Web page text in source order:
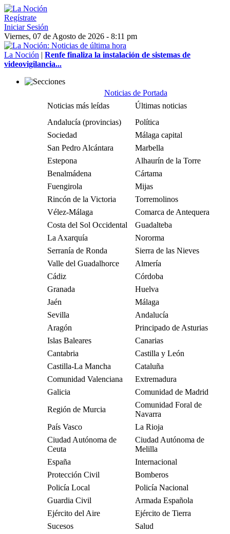
Regístrate
Iniciar Sesión
Viernes, 07 de Agosto de 2026 - 8:11 pm
La Noción | Renfe finaliza la instalación de sistemas de
videovigilancia...
Noticias de Portada
Noticias más leídas
Últimas noticias
Andalucía (provincias)
Política
Sociedad
Málaga capital
San Pedro Alcántara
Marbella
Estepona
Alhaurín de la Torre
Benalmádena
Cártama
Fuengirola
Mijas
Rincón de la Victoria
Torremolinos
Vélez-Málaga
Comarca de Antequera
Costa del Sol Occidental
Guadalteba
La Axarquía
Nororma
Serranía de Ronda
Sierra de las Nieves
Valle del Guadalhorce
Almería
Cádiz
Córdoba
Granada
Huelva
Jaén
Málaga
Sevilla
Andalucía
Aragón
Principado de Asturias
Islas Baleares
Canarias
Cantabria
Castilla y León
Castilla-La Mancha
Cataluña
Comunidad Valenciana
Extremadura
Galicia
Comunidad de Madrid
Región de Murcia
Comunidad Foral de
Navarra
País Vasco
La Rioja
Ciudad Autónoma de
Ceuta
Ciudad Autónoma de
Melilla
España
Internacional
Protección Civil
Bomberos
Policía Local
Policía Nacional
Guardia Civil
Armada Española
Ejército del Aire
Ejército de Tierra
Sucesos
Salud